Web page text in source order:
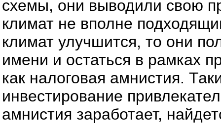
схемы, они выводили свою
климат не вполне
климат улучшится, то они
имени и остаться в рамках
как налоговая амнистия.
инвестирование
амнистия заработает,